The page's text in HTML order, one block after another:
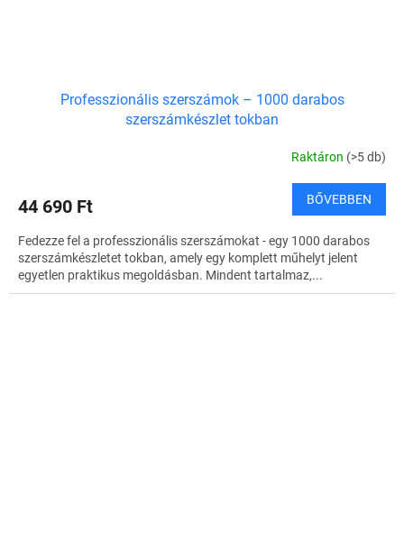
Professzionális szerszámok – 1000 darabos
szerszámkészlet tokban
Raktáron (>5 db)
44 690 Ft BŐVEBBEN
Fedezze fel a professzionális szerszámokat - egy 1000 darabos
szerszámkészletet tokban, amely egy komplett műhelyt jelent
egyetlen praktikus megoldásban. Mindent tartalmaz,...